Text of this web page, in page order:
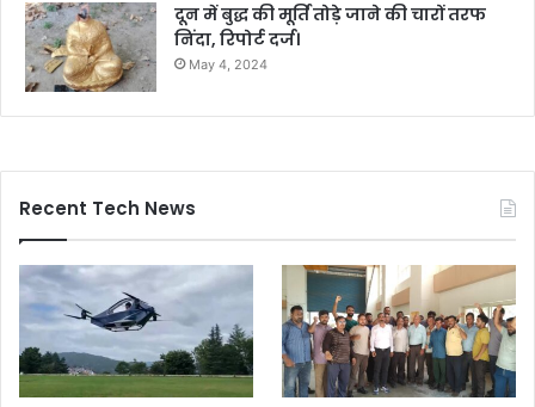
दून में बुद्ध की मूर्ति तोड़े जाने की चारों तरफ
निंदा, रिपोर्ट दर्ज।
May 4, 2024
Recent Tech News